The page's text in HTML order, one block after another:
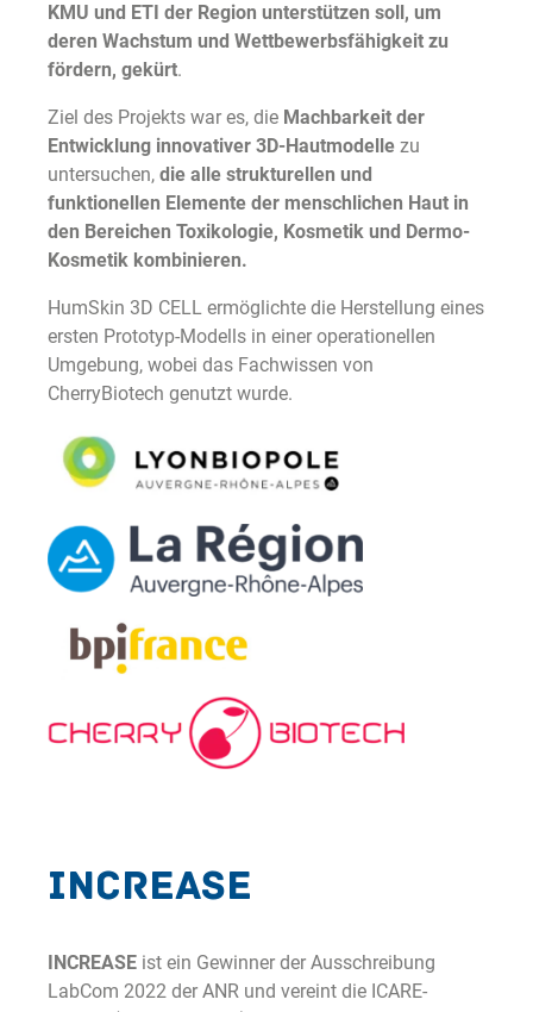
KMU und ETI der Region unterstützen soll, um
deren Wachstum und Wettbewerbsfähigkeit zu
fördern, gekürt.
Ziel des Projekts war es, die Machbarkeit der
Entwicklung innovativer 3D-Hautmodelle zu
untersuchen, die alle strukturellen und
funktionellen Elemente der menschlichen Haut in
den Bereichen Toxikologie, Kosmetik und Dermo-
Kosmetik kombinieren.
HumSkin 3D CELL ermöglichte die Herstellung eines
ersten Prototyp-Modells in einer operationellen
Umgebung, wobei das Fachwissen von
CherryBiotech genutzt wurde.
INCREASE
INCREASE ist ein Gewinner der Ausschreibung
LabCom 2022 der ANR und vereint die ICARE-